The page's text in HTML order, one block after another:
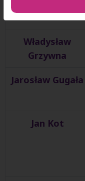
Czejarek
Władysław
Grzywna
Jarosław Gugała
Jan Kot